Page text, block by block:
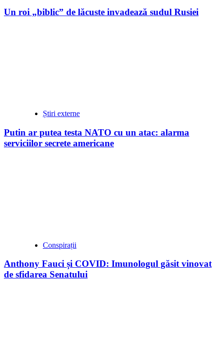
Un roi „biblic” de lăcuste invadează sudul Rusiei
Știri externe
Putin ar putea testa NATO cu un atac: alarma
serviciilor secrete americane
Conspirații
Anthony Fauci și COVID: Imunologul găsit vinovat
de sfidarea Senatului